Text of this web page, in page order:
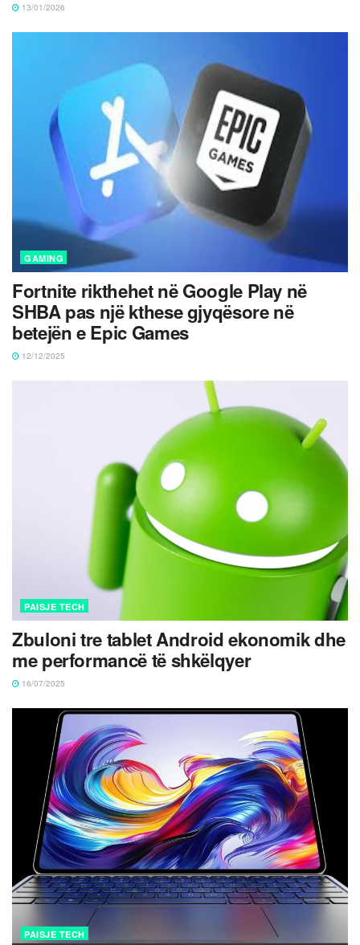
13/01/2026
GAMING
Fortnite rikthehet në Google Play në
SHBA pas një kthese gjyqësore në
betejën e Epic Games
12/12/2025
PAISJE TECH
Zbuloni tre tablet Android ekonomik dhe
me performancë të shkëlqyer
16/07/2025
PAISJE TECH